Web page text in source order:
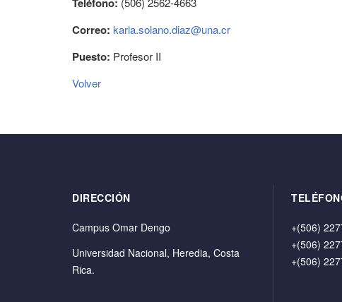
Correo: karla.solano.diaz@una.cr
Puesto: Profesor II
Volver
DIRECCIÓN
Campus Omar Dengo
Universidad Nacional, Heredia, Costa
Rica.
+(506)
+(506)
+(506)